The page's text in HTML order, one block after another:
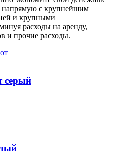
напрямую с крупнейшим
и крупными
расходы на аренду,
и прочие расходы.
серый